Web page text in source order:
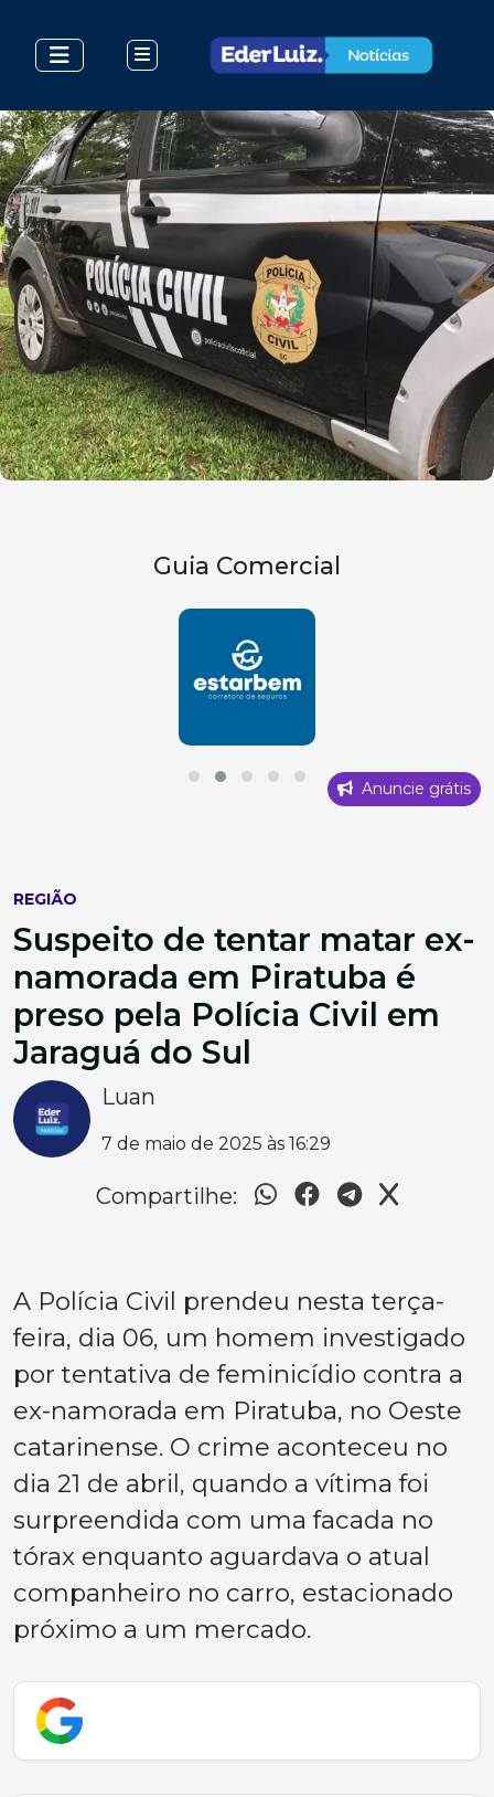
Guia Comercial
Anuncie grátis
REGIÃO
Suspeito de tentar matar ex-
namorada em Piratuba é
preso pela Polícia Civil em
Jaraguá do Sul
Luan
7 de maio de 2025 às 16:29
Compartilhe:
A Polícia Civil prendeu nesta terça-
feira, dia 06, um homem investigado
por tentativa de feminicídio contra a
ex-namorada em Piratuba, no Oeste
catarinense. O crime aconteceu no
dia 21 de abril, quando a vítima foi
surpreendida com uma facada no
tórax enquanto aguardava o atual
companheiro no carro, estacionado
próximo a um mercado.